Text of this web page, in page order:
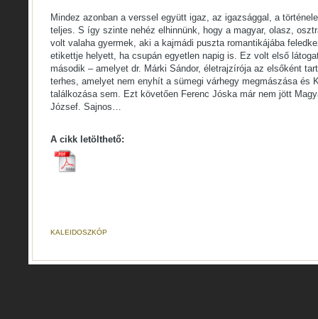
Mindez azonban a verssel együtt igaz, az igazsággal, a
teljes. S így szinte nehéz elhinnünk, hogy a magyar, olasz,
volt valaha gyermek, aki a kajmádi puszta romantikájába
etikettje helyett, ha csupán egyetlen napig is. Ez volt első
második – amelyet dr. Márki Sándor, életrajzírója az elsőként
terhes, amelyet nem enyhít a sümegi várhegy megmászása és
találkozása sem. Ezt követően Ferenc Jóska már nem jött
József. Sajnos…
A cikk letölthető:
KALEIDOSZKÓP